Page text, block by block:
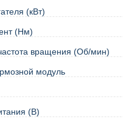
(кВт)
(Нм)
вращения (Об/мин)
модуль
(В)